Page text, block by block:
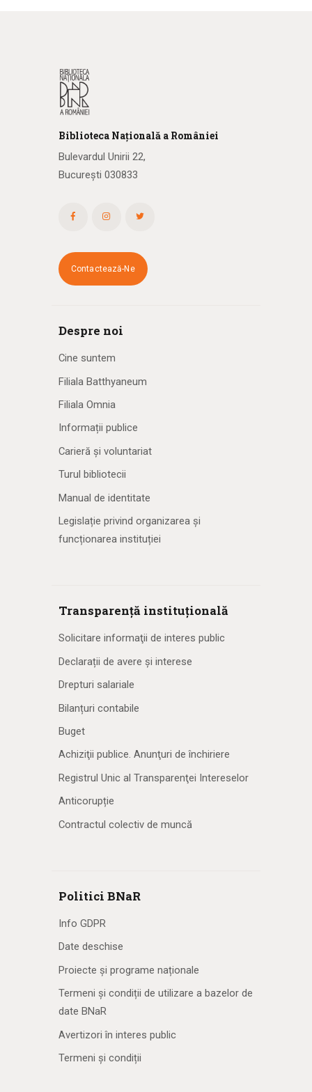
Biblioteca Națională a României
Bulevardul Unirii 22,
București 030833
Contactează-Ne
Despre noi
Cine suntem
Filiala Batthyaneum
Filiala Omnia
Informații publice
Carieră și voluntariat
Turul bibliotecii
Manual de identitate
Legislație privind organizarea și
funcționarea instituției
Transparență instituțională
Solicitare informaţii de interes public
Declarații de avere și interese
Drepturi salariale
Bilanțuri contabile
Buget
Achiziţii publice. Anunţuri de închiriere
Registrul Unic al Transparenţei Intereselor
Anticorupție
Contractul colectiv de muncă
Politici BNaR
Info GDPR
Date deschise
Proiecte și programe naționale
Termeni și condiții de utilizare a bazelor de
date BNaR
Avertizori în interes public
Termeni și condiții